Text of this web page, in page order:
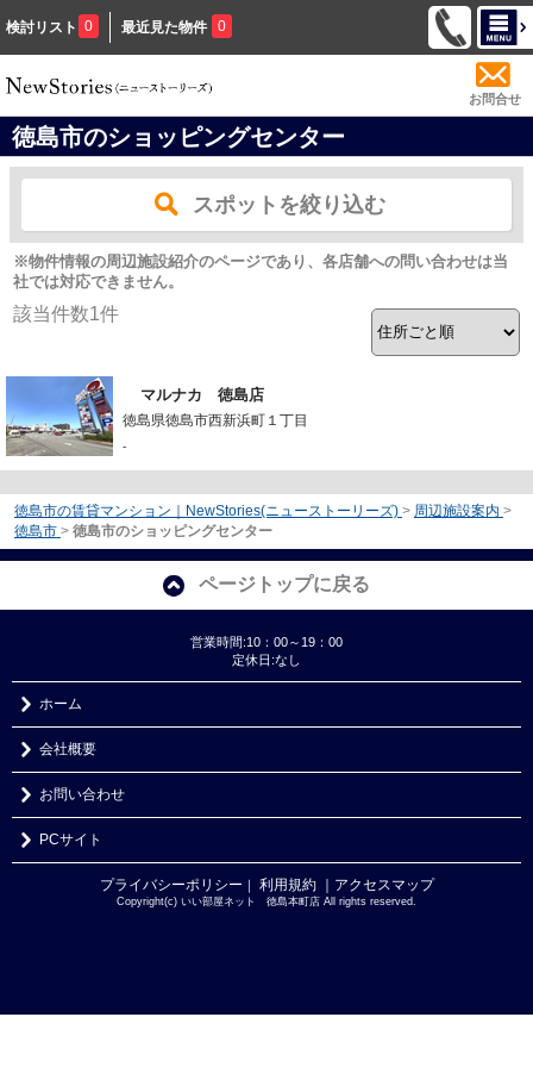
検討リスト 0 最近見た物件 0
お問合せ
徳島市のショッピングセンター
スポットを絞り込む
※物件情報の周辺施設紹介のページであり、各店舗への問い合わせは当
社では対応できません。
該当件数1件
マルナカ 徳島店
徳島県徳島市西新浜町１丁目
-
徳島市の賃貸マンション｜NewStories(ニューストーリーズ) > 周辺施設案内 >
徳島市 > 徳島市のショッピングセンター
ページトップに戻る
営業時間:10：00～19：00
定休日:なし
ホーム
会社概要
お問い合わせ
PCサイト
プライバシーポリシー ｜ 利用規約 ｜アクセスマップ
Copyright(c) いい部屋ネット 徳島本町店 All rights reserved.